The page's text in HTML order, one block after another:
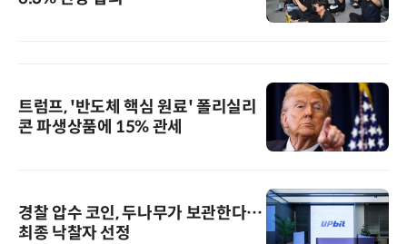
트럼프, '반도체 핵심 원료' 폴리실리
콘 파생상품에 15% 관세
경찰 압수 코인, 두나무가 보관한다…
최종 낙찰자 선정